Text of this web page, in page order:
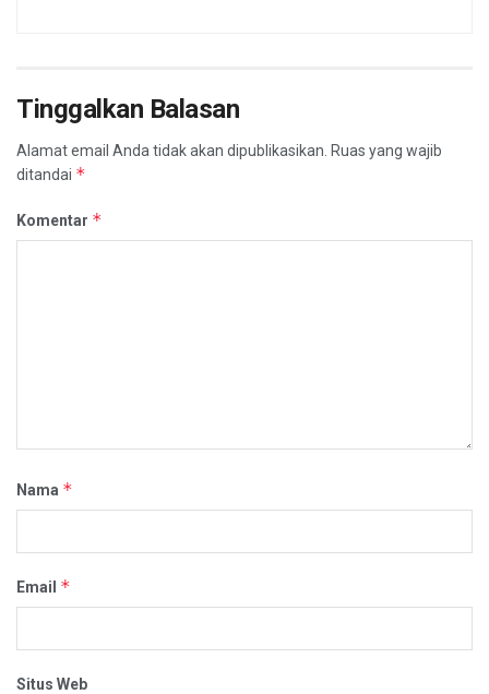
Tinggalkan Balasan
Alamat email Anda tidak akan dipublikasikan. Ruas yang wajib
ditandai *
Komentar *
Nama *
Email *
Situs Web